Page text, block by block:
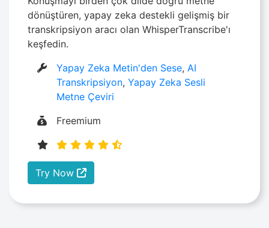
dönüştüren, yapay zeka destekli gelişmiş bir
transkripsiyon aracı olan WhisperTranscribe'ı
keşfedin.
Yapay Zeka Metin'den Sese, AI
Transkripsiyon,Yapay Zeka Sesli
Metne Çeviri
Freemium
Try Now